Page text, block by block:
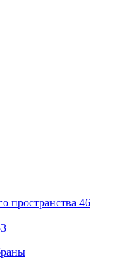
пространства 46